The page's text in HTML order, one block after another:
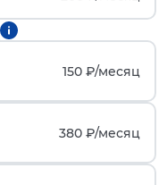
150 ₽/месяц
380 ₽/месяц